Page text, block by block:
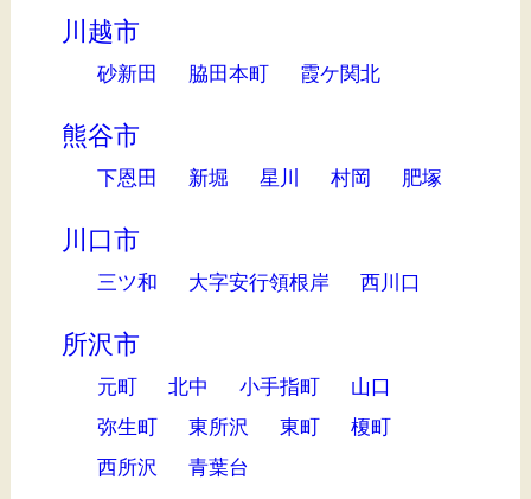
川越市
砂新田 脇田本町 霞ケ関北
熊谷市
下恩田 新堀 星川 村岡 肥塚
川口市
三ツ和 大字安行領根岸 西川口
所沢市
元町 北中 小手指町
山口
弥生町
東所沢 東町
榎町
西所沢
青葉台